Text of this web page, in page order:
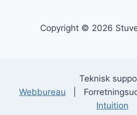
Copyright © 2026
Teknisk
Webbureau |
Intuition